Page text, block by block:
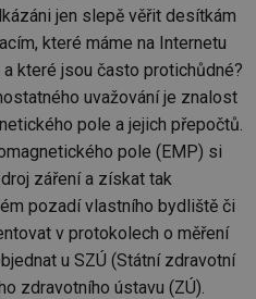
jen slepě věřit desítkám
které máme na Internetu
které jsou často protichůdné?
uvažování je znalost
pole a jejich přepočtů.
pole (EMP) si
záření a získat tak
pozadí vlastního bydliště či
v protokolech o měření
u SZÚ (Státní zdravotní
zdravotního ústavu (ZÚ).